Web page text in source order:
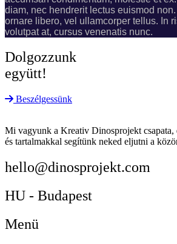
diam, nec hendrerit lectus euismod
ornare libero, vel ullamcorper tellus. In
volutpat at, cursus venenatis nunc.
Dolgozzunk
együtt!
Beszélgessünk
Mi vagyunk a Kreativ Dinosprojekt csapata,
és tartalmakkal segítünk neked eljutni a
hello@dinosprojekt.com
HU - Budapest
Menü